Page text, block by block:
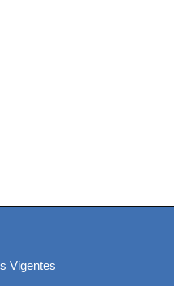
Vigentes